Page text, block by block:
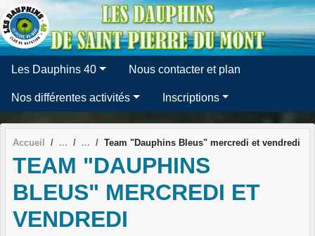
Les Dauphins 40 Nous contacter et plan
Nos différentes activités Inscriptions
Accueil Team "Dauphins Bleus" mercredi et vendredi
TEAM "DAUPHINS
BLEUS" MERCREDI ET
VENDREDI
Panneau de gestion des cookies